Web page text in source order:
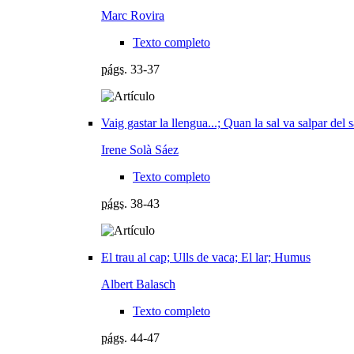
Marc Rovira
Texto completo
págs. 33-37
Vaig gastar la llengua...; Quan la sal va salpar del
Irene Solà Sáez
Texto completo
págs. 38-43
El trau al cap; Ulls de vaca; El lar; Humus
Albert Balasch
Texto completo
págs. 44-47